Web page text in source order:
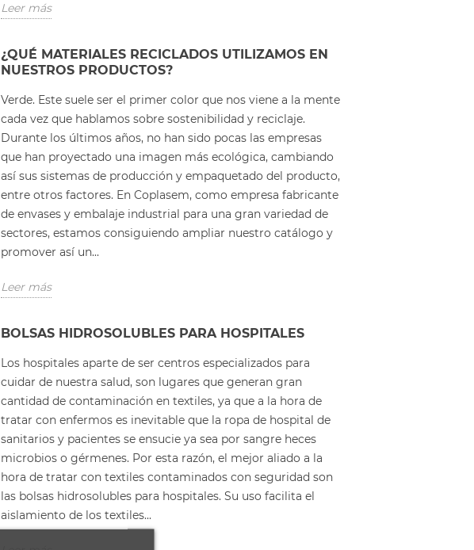
Leer más
¿QUÉ MATERIALES RECICLADOS UTILIZAMOS EN
NUESTROS PRODUCTOS?
Verde. Este suele ser el primer color que nos viene a la mente
cada vez que hablamos sobre sostenibilidad y reciclaje.
Durante los últimos años, no han sido pocas las empresas
que han proyectado una imagen más ecológica, cambiando
así sus sistemas de producción y empaquetado del producto,
entre otros factores. En Coplasem, como empresa fabricante
de envases y embalaje industrial para una gran variedad de
sectores, estamos consiguiendo ampliar nuestro catálogo y
promover así un...
Leer más
BOLSAS HIDROSOLUBLES PARA HOSPITALES
Los hospitales aparte de ser centros especializados para
cuidar de nuestra salud, son lugares que generan gran
cantidad de contaminación en textiles, ya que a la hora de
tratar con enfermos es inevitable que la ropa de hospital de
sanitarios y pacientes se ensucie ya sea por sangre heces
microbios o gérmenes. Por esta razón, el mejor aliado a la
hora de tratar con textiles contaminados con seguridad son
las bolsas hidrosolubles para hospitales. Su uso facilita el
aislamiento de los textiles...